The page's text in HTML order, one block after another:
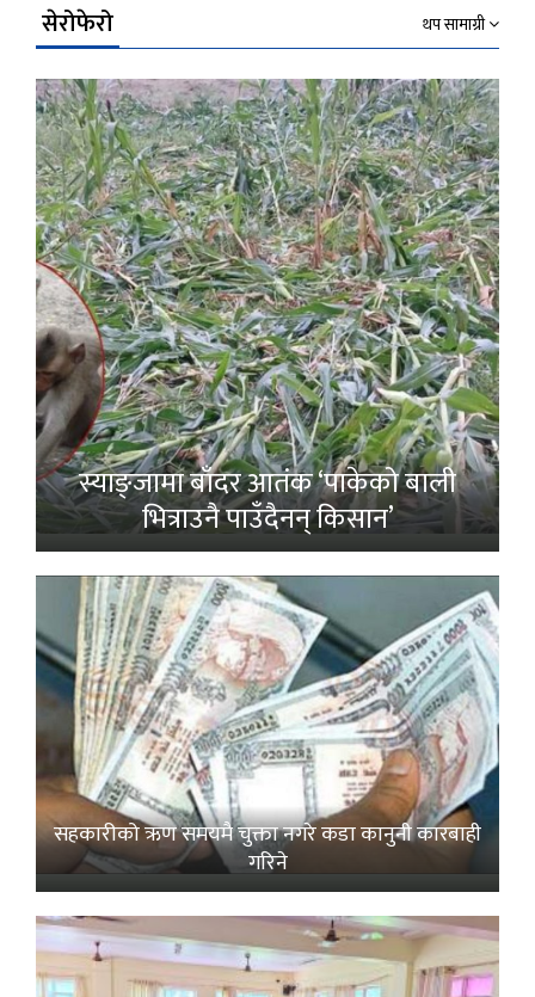
सेरोफेरो थप सामाग्री
स्याङ्जामा बाँदर आतंक ‘पाकेको बाली
भित्राउनै पाउँदैनन् किसान’
सहकारीको ऋण समयमै चुक्ता नगरे कडा कानुनी कारबाही
गरिने